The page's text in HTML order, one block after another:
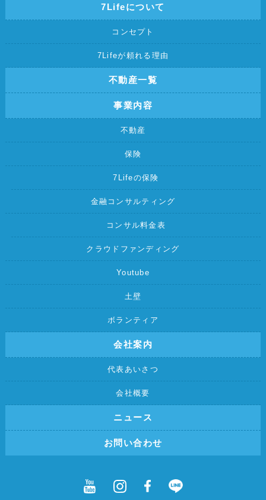
7Lifeについて
コンセプト
7Lifeが頼れる理由
不動産一覧
事業内容
不動産
保険
7Lifeの保険
金融コンサルティング
コンサル料金表
クラウドファンディング
Youtube
土壁
ボランティア
会社案内
代表あいさつ
会社概要
ニュース
お問い合わせ